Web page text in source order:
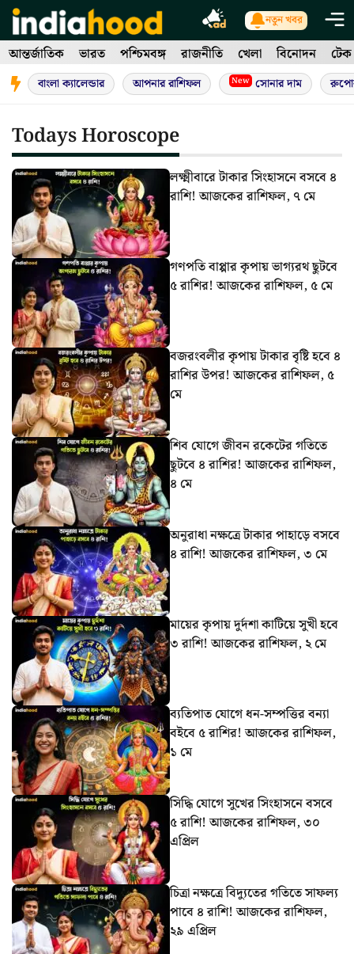
Skip
to
content
নতুন খবর
আন্তর্জাতিক ভারত পশ্চিমবঙ্গ রাজনীতি খেলা বিনোদন টেক
বাংলা ক্যালেন্ডার আপনার রাশিফল New সোনার দাম
Todays Horoscope
লক্ষ্মীবারে টাকার সিংহাসনে বসবে ৪
রাশি! আজকের রাশিফল, ৭ মে
গণপতি বাপ্পার কৃপায় ভাগ্যরথ ছুটবে
৫ রাশির! আজকের রাশিফল, ৫ মে
বজরংবলীর কৃপায় টাকার বৃষ্টি হবে ৪
রাশির উপর! আজকের রাশিফল, ৫
মে
শিব যোগে জীবন রকেটের গতিতে
ছুটবে ৪ রাশির! আজকের রাশিফল,
৪ মে
অনুরাধা নক্ষত্রে টাকার পাহাড়ে বসবে
৪ রাশি! আজকের রাশিফল, ৩ মে
মায়ের কৃপায় দুর্দশা কাটিয়ে সুখী হবে
৩ রাশি! আজকের রাশিফল, ২ মে
ব্যতিপাত যোগে ধন-সম্পত্তির বন্যা
বইবে ৫ রাশির! আজকের রাশিফল,
১ মে
সিদ্ধি যোগে সুখের সিংহাসনে বসবে
৫ রাশি! আজকের রাশিফল, ৩০
এপ্রিল
চিত্রা নক্ষত্রে বিদ্যুতের গতিতে সাফল্য
পাবে ৪ রাশি! আজকের রাশিফল,
২৯ এপ্রিল